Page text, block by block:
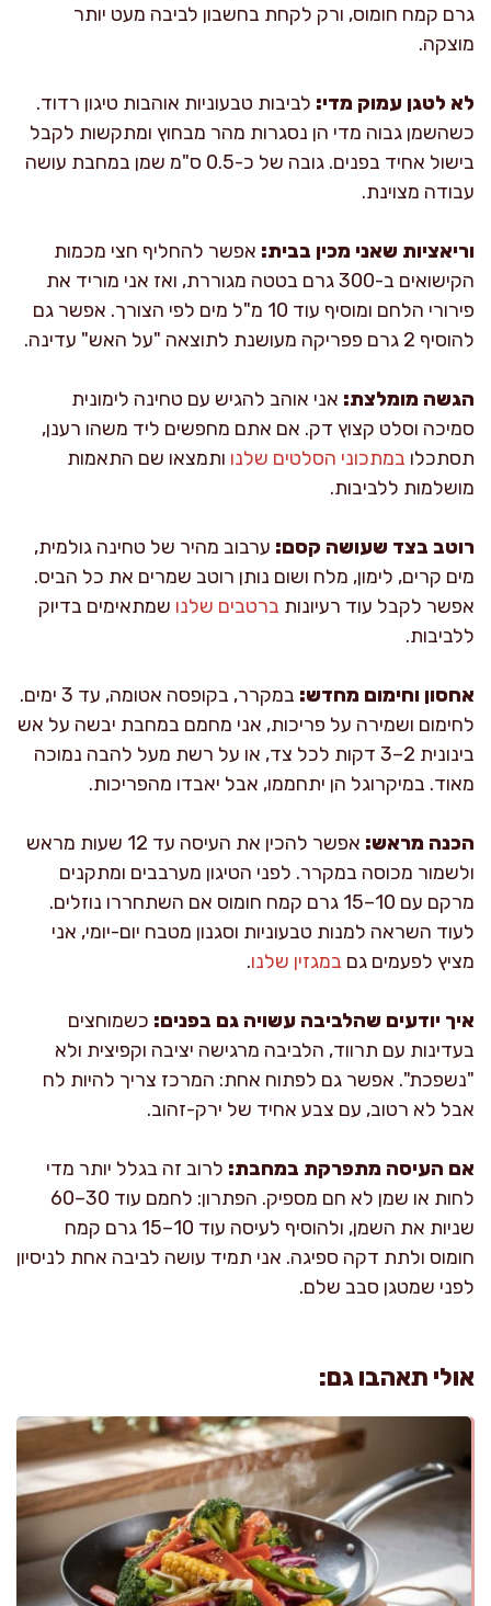
גרם קמח חומוס, ורק לקחת בחשבון לביבה מעט יותר
מוצקה.
לא לטגן עמוק מדי: לביבות טבעוניות אוהבות טיגון רדוד.
כשהשמן גבוה מדי הן נסגרות מהר מבחוץ ומתקשות לקבל
בישול אחיד בפנים. גובה של כ-0.5 ס"מ שמן במחבת עושה
עבודה מצוינת.
וריאציות שאני מכין בבית: אפשר להחליף חצי מכמות
הקישואים ב-300 גרם בטטה מגוררת, ואז אני מוריד את
פירורי הלחם ומוסיף עוד 10 מ"ל מים לפי הצורך. אפשר גם
להוסיף 2 גרם פפריקה מעושנת לתוצאה "על האש" עדינה.
הגשה מומלצת: אני אוהב להגיש עם טחינה לימונית
סמיכה וסלט קצוץ דק. אם אתם מחפשים ליד משהו רענן,
תסתכלו במתכוני הסלטים שלנו ותמצאו שם התאמות
מושלמות ללביבות.
רוטב בצד שעושה קסם: ערבוב מהיר של טחינה גולמית,
מים קרים, לימון, מלח ושום נותן רוטב שמרים את כל הביס.
אפשר לקבל עוד רעיונות ברטבים שלנו שמתאימים בדיוק
ללביבות.
אחסון וחימום מחדש:
במקרר, בקופסה אטומה, עד 3 ימים.
לחימום ושמירה על פריכות, אני מחמם במחבת יבשה על אש
בינונית 2–3 דקות לכל צד, או על רשת מעל להבה נמוכה
מאוד. במיקרוגל הן יתחממו, אבל יאבדו מהפריכות.
הכנה מראש:
אפשר להכין את העיסה עד 12 שעות מראש
ולשמור מכוסה במקרר. לפני הטיגון מערבבים ומתקנים
מרקם עם 10–15 גרם קמח חומוס אם השתחררו נוזלים.
לעוד השראה למנות טבעוניות וסגנון מטבח יום-יומי, אני
מציץ לפעמים גם במגזין שלנו.
איך יודעים שהלביבה עשויה גם בפנים: כשמוחצים
בעדינות עם תרווד, הלביבה מרגישה יציבה וקפיצית ולא
"נשפכת". אפשר גם לפתוח אחת: המרכז צריך להיות לח
אבל לא רטוב, עם צבע אחיד של ירק-זהוב.
אם העיסה מתפרקת במחבת: לרוב זה בגלל יותר מדי
לחות או שמן לא חם מספיק. הפתרון: לחמם עוד 30–60
שניות את השמן, ולהוסיף לעיסה עוד 10–15 גרם קמח
חומוס ולתת דקה ספיגה. אני תמיד עושה לביבה אחת לניסיון
לפני שמטגן סבב שלם.
אולי תאהבו גם: